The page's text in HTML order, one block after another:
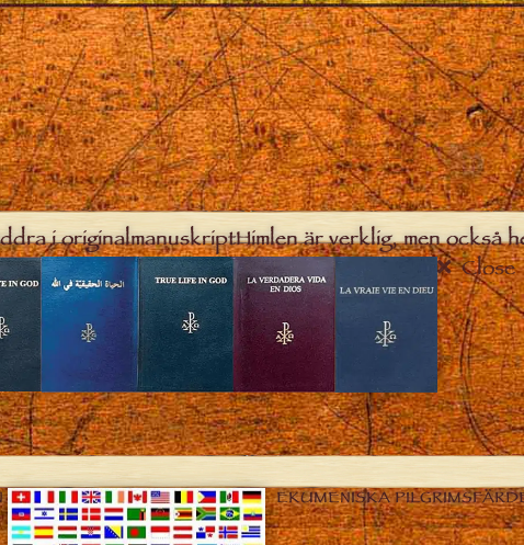
i originalmanuskriptHimlen är verklig, men också
Close
EKUMENISKA